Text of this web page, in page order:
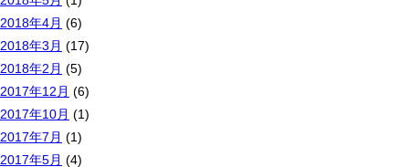
2018年4月 (6)
2018年3月 (17)
2018年2月 (5)
2017年12月 (6)
2017年10月 (1)
2017年7月 (1)
2017年5月 (4)